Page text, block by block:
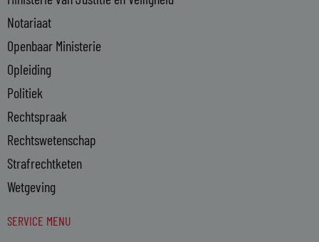
Notariaat
Openbaar Ministerie
Opleiding
Politiek
Rechtspraak
Rechtswetenschap
Strafrechtketen
Wetgeving
SERVICE MENU